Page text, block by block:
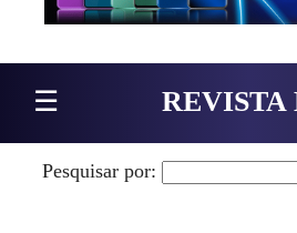
☰ REVISTA
Pesquisar por: